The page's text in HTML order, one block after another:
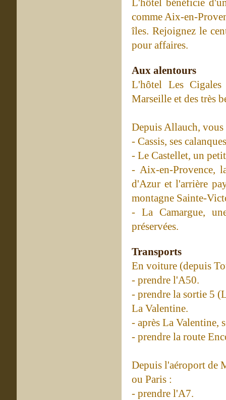
L'hôtel bénéficie
comme Aix-en-
îles. Rejoignez le
pour affaires.
Aux alentours
L'hôtel Les Cigales
Marseille et des très
Depuis Allauch,
- Cassis, ses
- Le Castellet, un
- Aix-en-Provence,
d'Azur et l'arrière
montagne Sainte-
- La Camargue,
préservées.
Transports
En voiture (depuis
- prendre l'A50.
- prendre la sortie 5
La Valentine.
- après La Valentine,
- prendre la route
Depuis l'aéroport de
ou Paris :
- prendre l'A7.